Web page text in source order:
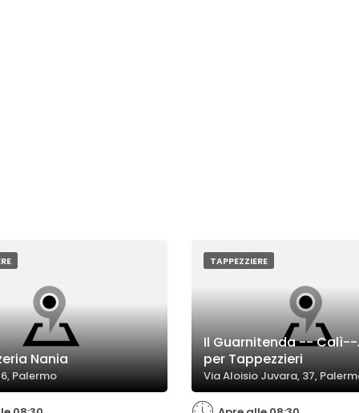
Nania
Palermo
TAPPEZZIERE
Il Guarnitenda --
per Tappezzieri
Via Aloisio Juvara, 37,